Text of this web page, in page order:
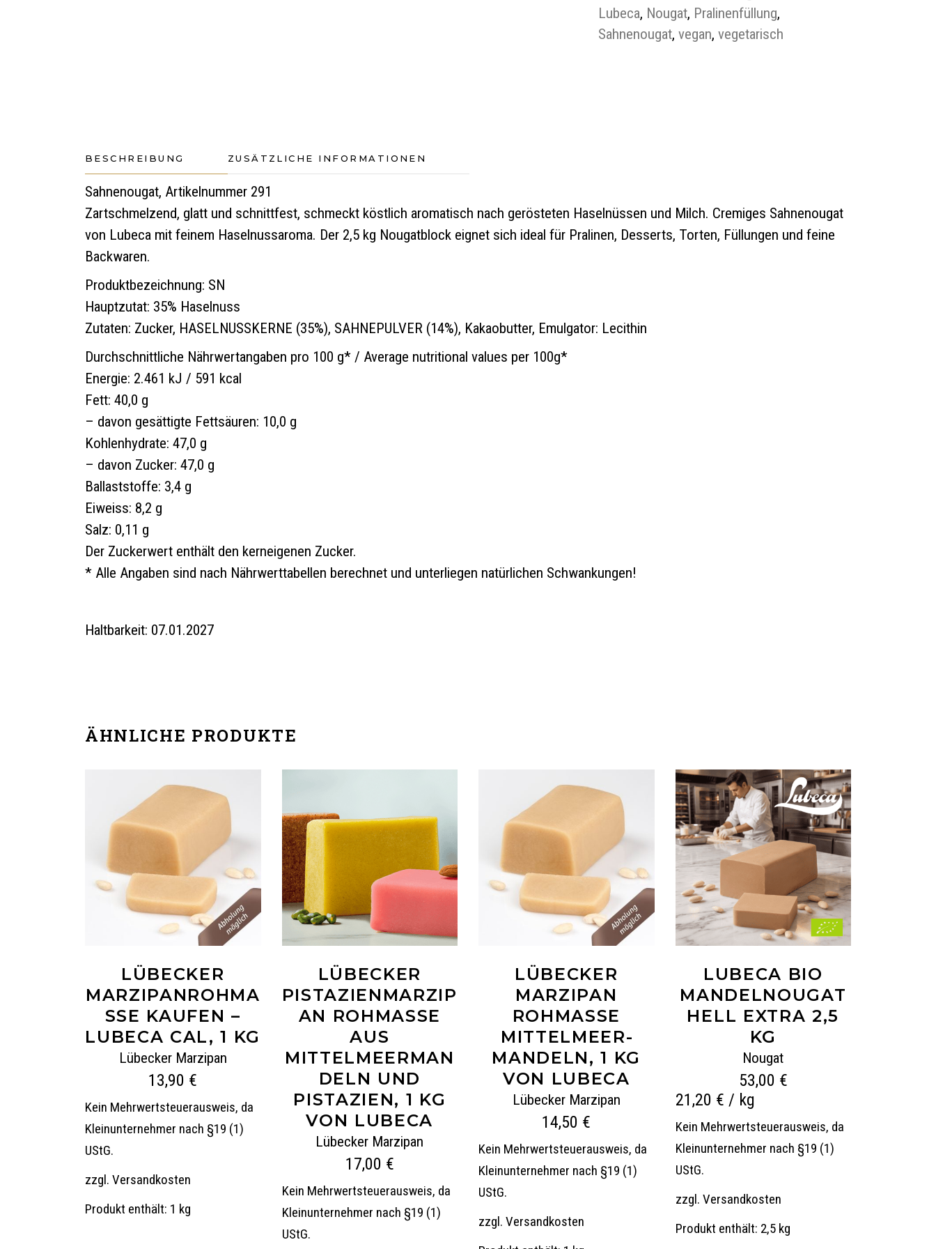
Lubeca, Nougat, Pralinenfüllung,
Sahnenougat, vegan, vegetarisch
BESCHREIBUNG ZUSÄTZLICHE INFORMATIONEN
Sahnenougat, Artikelnummer 291
Zartschmelzend, glatt und schnittfest, schmeckt köstlich aromatisch nach gerösteten Haselnüssen und Milch. Cremiges Sahnenougat
von Lubeca mit feinem Haselnussaroma. Der 2,5 kg Nougatblock eignet sich ideal für Pralinen, Desserts, Torten, Füllungen und feine
Backwaren.
Produktbezeichnung: SN
Hauptzutat: 35% Haselnuss
Zutaten: Zucker, HASELNUSSKERNE (35%), SAHNEPULVER (14%), Kakaobutter, Emulgator: Lecithin
Durchschnittliche Nährwertangaben pro 100 g* / Average nutritional values per 100g*
Energie: 2.461 kJ / 591 kcal
Fett: 40,0 g
– davon gesättigte Fettsäuren: 10,0 g
Kohlenhydrate: 47,0 g
– davon Zucker: 47,0 g
Ballaststoffe: 3,4 g
Eiweiss: 8,2 g
Salz: 0,11 g
Der Zuckerwert enthält den kerneigenen Zucker.
* Alle Angaben sind nach Nährwerttabellen berechnet und unterliegen natürlichen Schwankungen!
Haltbarkeit: 07.01.2027
ÄHNLICHE PRODUKTE
IN DEN WARENKORB
LÜBECKER
MARZIPANROHMA
SSE KAUFEN –
LUBECA CAL, 1 KG
Lübecker Marzipan
13,90 €
Kein Mehrwertsteuerausweis, da
Kleinunternehmer nach §19 (1)
UStG.
zzgl. Versandkosten
Produkt enthält: 1 kg
IN DEN WARENKORB
LÜBECKER
PISTAZIENMARZIP
AN ROHMASSE
AUS
MITTELMEERMAN
DELN UND
PISTAZIEN, 1 KG
VON LUBECA
Lübecker Marzipan
17,00 €
Kein Mehrwertsteuerausweis, da
Kleinunternehmer nach §19 (1)
UStG.
IN DEN WARENKORB
LÜBECKER
MARZIPAN
ROHMASSE
MITTELMEER­
MANDELN, 1 KG
VON LUBECA
Lübecker Marzipan
14,50 €
Kein Mehrwertsteuerausweis, da
Kleinunternehmer nach §19 (1)
UStG.
zzgl. Versandkosten
IN DEN WARENKORB
LUBECA BIO
MANDEL­NOUGAT
HELL EXTRA 2,5
KG
Nougat
53,00 €
21,20 € / kg
Kein Mehrwertsteuerausweis, da
Kleinunternehmer nach §19 (1)
UStG.
zzgl. Versandkosten
Produkt enthält: 2,5 kg